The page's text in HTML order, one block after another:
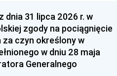
dnia 31 lipca 2026 r. w
zgody na pociągnięcie
za czyn określony w
w dniu 28 maja
Generalnego